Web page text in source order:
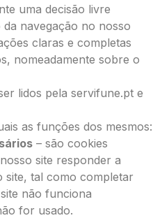
uma decisão livre
navegação no nosso
claras e completas
nomeadamente sobre o
lidos pela servifune.pt e
as funções dos mesmos:
– são cookies
site responder a
site, tal como completar
não funciona
for usado.